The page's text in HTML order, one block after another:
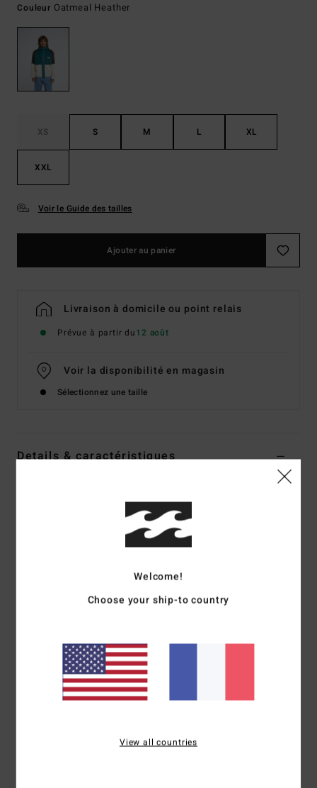
Couleur Oatmeal Heather
XS S M L XL
XXL
Voir le Guide des tailles
Ajouter au panier
Livraison à domicile ou point relais
Prévue à partir du12 août
Voir la disponibilité en magasin
Sélectionnez une taille
Details & caractéristiques
Code couleur
velours côtelé 100 % coton
poches mains
Marquage :étiquette tissée
Composition[Matière principale] 100% coton
Traçabilité du produit (Loi Agec)
Welcome!
Choose your ship-to country
View all countries